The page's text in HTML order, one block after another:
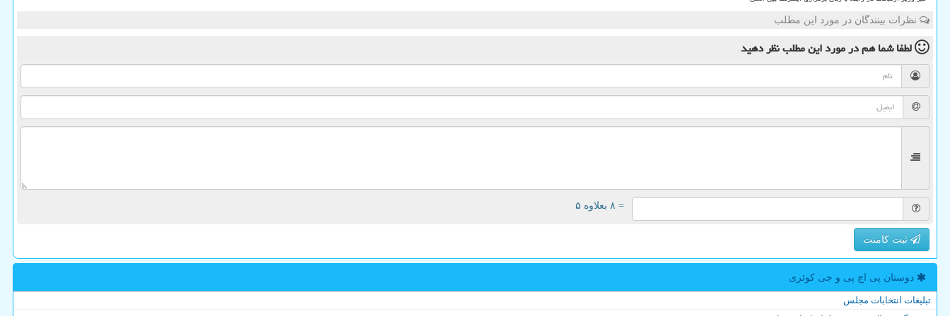
نظرات بینندگان در مورد این مطلب
لطفا شما همدر مورد این مطلبنظر دهید
= ۸ بعلاوه ۵
ثبت کامنت
دوستان پی اچ پی و جی كوئری
تبلیغات انتخابات مجلس